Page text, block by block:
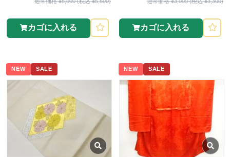
カゴに入れる カゴに入れる
NEW SALE NEW SALE